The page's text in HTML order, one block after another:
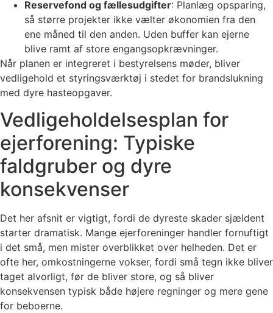
Reservefond og fællesudgifter: Planlæg opsparing,
så større projekter ikke vælter økonomien fra den
ene måned til den anden. Uden buffer kan ejerne
blive ramt af store engangsopkrævninger.
Når planen er integreret i bestyrelsens møder, bliver
vedligehold et styringsværktøj i stedet for brandslukning
med dyre hasteopgaver.
Vedligeholdelsesplan for
ejerforening: Typiske
faldgruber og dyre
konsekvenser
Det her afsnit er vigtigt, fordi de dyreste skader sjældent
starter dramatisk. Mange ejerforeninger handler fornuftigt
i det små, men mister overblikket over helheden. Det er
ofte her, omkostningerne vokser, fordi små tegn ikke bliver
taget alvorligt, før de bliver store, og så bliver
konsekvensen typisk både højere regninger og mere gene
for beboerne.